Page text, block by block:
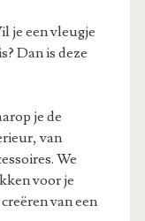
je een vleugje
Dan is deze
je de
van
We
voor je
van een